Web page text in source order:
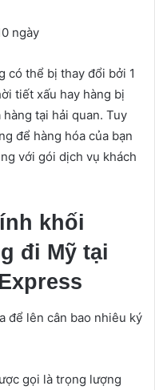
ngày
có thể bị thay đổi bởi 1
tiết xấu hay hàng bị
tại hải quan. Tuy
để hàng hóa của bạn
với gói dịch vụ khách
khối
đi Mỹ tại
để lên cân bao nhiêu ký
gọi là trọng lượng